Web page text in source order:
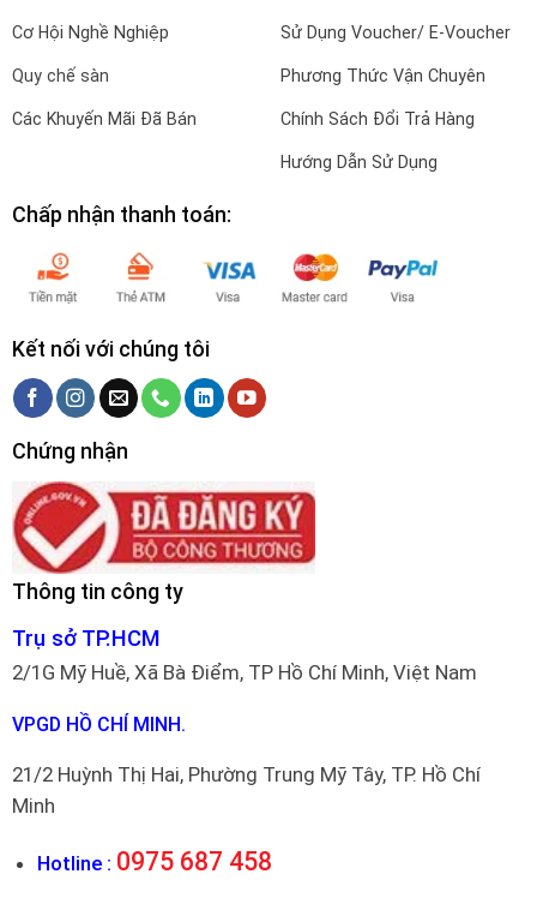
Cơ Hội Nghề Nghiệp
Quy chế sàn
Các Khuyến Mãi Đã Bán
Sử Dụng Voucher/ E-Voucher
Phương Thức Vận Chuyên
Chính Sách Đổi Trả Hàng
Hướng Dẫn Sử Dụng
Chấp nhận thanh toán:
Kết nối với chúng tôi
Chứng nhận
Thông tin công ty
Trụ sở TP.HCM
2/1G Mỹ Huề, Xã Bà Điểm, TP Hồ Chí Minh, Việt Nam
VPGD HỒ CHÍ MINH.
21/2 Huỳnh Thị Hai, Phường Trung Mỹ Tây, TP. Hồ Chí
Minh
Hotline : 0975 687 458